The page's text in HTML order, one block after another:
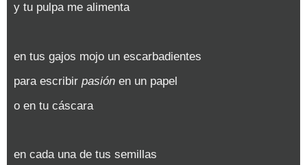
y tu pulpa me alimenta
en tus gajos mojo un escarbadientes
para escribir pasión en un papel
o en tu cáscara
en cada una de tus semillas